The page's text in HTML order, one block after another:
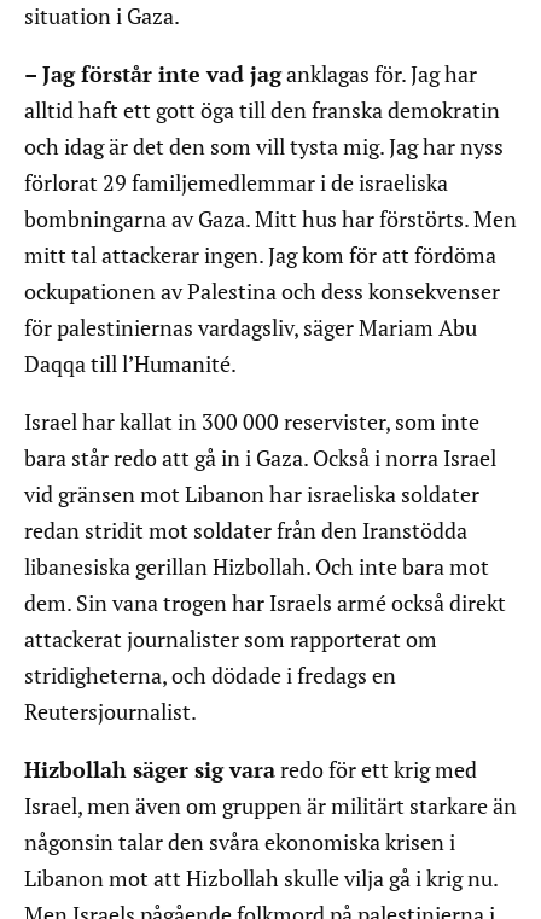
situation i Gaza.
– Jag förstår inte vad jaganklagas för. Jag har
alltid haft ett gott öga till den franska demokratin
och idag är det den som vill tysta mig. Jag har nyss
förlorat 29 familjemedlemmar i de israeliska
bombningarna av Gaza. Mitt hus har förstörts. Men
mitt tal attackerar ingen. Jag kom för att fördöma
ockupationen av Palestina och dess konsekvenser
för palestiniernas vardagsliv, säger Mariam Abu
Daqqa till l’Humanité.
Israel har kallat in 300 000 reservister, som inte
bara står redo att gå in i Gaza. Också i norra Israel
vid gränsen mot Libanon har israeliska soldater
redan stridit mot soldater från den Iranstödda
libanesiska gerillan Hizbollah. Och inte bara mot
dem. Sin vana trogen har Israels armé också direkt
attackerat journalister som rapporterat om
stridigheterna, och dödade i fredags en
Reutersjournalist.
Hizbollah säger sig vararedo för ett krig med
Israel, men även om gruppen är militärt starkare än
någonsin talar den svåra ekonomiska krisen i
Libanon mot att Hizbollah skulle vilja gå i krig nu.